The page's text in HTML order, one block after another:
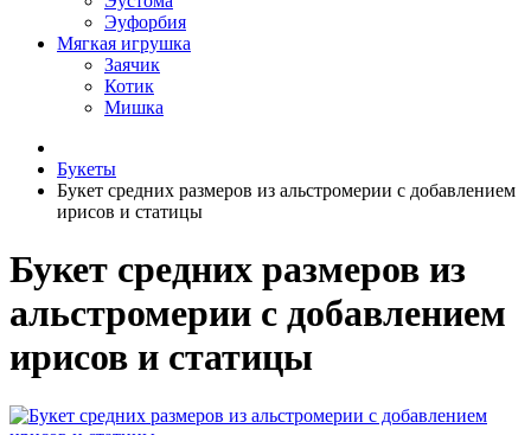
Эуфорбия
Мягкая игрушка
Заячик
Котик
Мишка
Букеты
Букет средних размеров из альстромерии c добавлением
ирисов и статицы
Букет средних размеров из
альстромерии c добавлением
ирисов и статицы